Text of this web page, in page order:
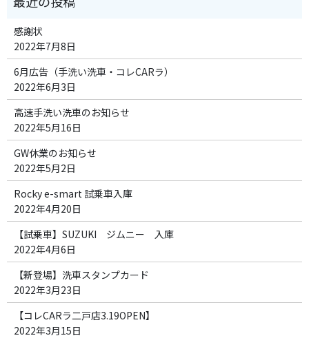
感謝状
2022年7月8日
6月広告（手洗い洗車・コレCARラ）
2022年6月3日
高速手洗い洗車のお知らせ
2022年5月16日
GW休業のお知らせ
2022年5月2日
Rocky e-smart 試乗車入庫
2022年4月20日
【試乗車】SUZUKI ジムニー 入庫
2022年4月6日
【新登場】洗車スタンプカード
2022年3月23日
【コレCARラ二戸店3.19OPEN】
2022年3月15日